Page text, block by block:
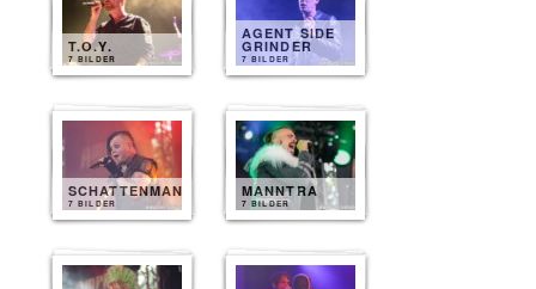
T.O.Y.
7 BILDER
AGENT SIDE
GRINDER
7 BILDER
SCHATTENMANN
7 BILDER
MANNTRA
7 BILDER